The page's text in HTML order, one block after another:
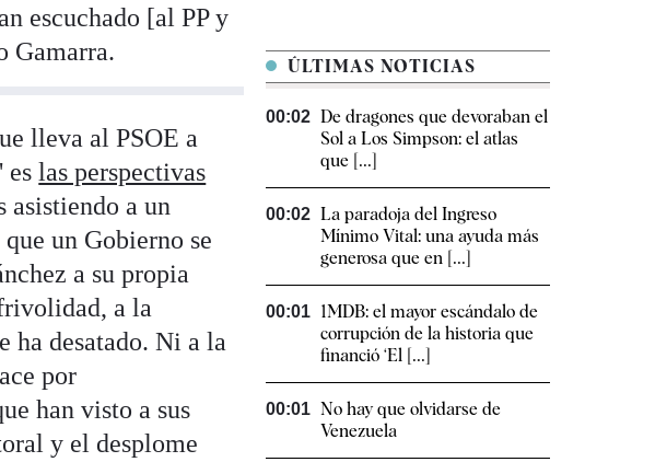
escuchado [al PP y
Gamarra.
lleva al PSOE a
eslas perspectivas
asistiendo a un
un Gobierno se
a su propia
a la
ha desatado. Ni a la
por
han visto a sus
y el desplome
ÚLTIMAS NOTICIAS
00:02 De dragones que devoraban el
Sol a Los Simpson: el atlas
que [...]
00:02 La paradoja del Ingreso
Mínimo Vital: una ayuda más
generosa que en [...]
00:01 1MDB: el mayor escándalo de
corrupción de la historia que
financió ‘El [...]
00:01 No hay que olvidarse de
Venezuela